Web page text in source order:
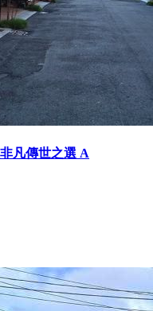
凡傳世之選 A